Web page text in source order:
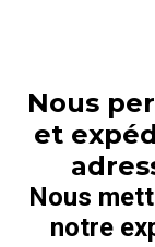
Nous
et
Nous
notre